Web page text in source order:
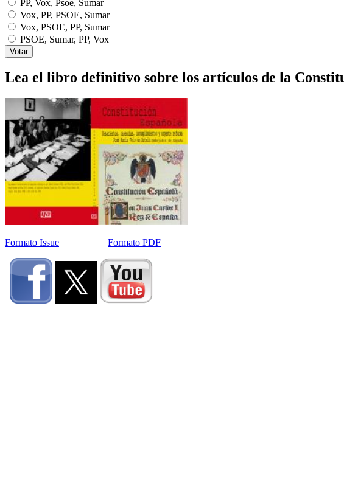
PP, Vox, Psoe, Sumar
Vox, PP, PSOE, Sumar
Vox, PSOE, PP, Sumar
PSOE, Sumar, PP, Vox
Lea el libro definitivo sobre los artículos de la
Formato Issue Formato PDF